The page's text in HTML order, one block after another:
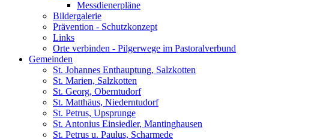
Messdienerpläne
Bildergalerie
Prävention - Schutzkonzept
Links
Orte verbinden - Pilgerwege im Pastoralverbund
Gemeinden
St. Johannes Enthauptung, Salzkotten
St. Marien, Salzkotten
St. Georg, Oberntudorf
St. Matthäus, Niederntudorf
St. Petrus, Upsprunge
St. Antonius Einsiedler, Mantinghausen
St. Petrus u. Paulus, Scharmede